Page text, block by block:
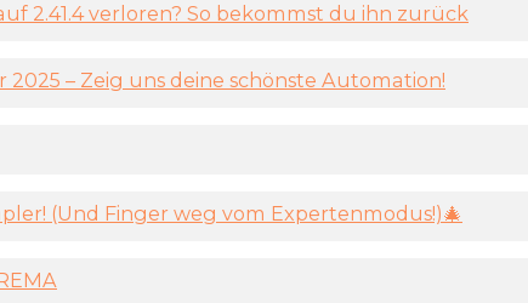
2.41.4 verloren? So bekommst du ihn zurück
– Zeig uns deine schönste Automation!
(Und Finger weg vom Expertenmodus!)🎄